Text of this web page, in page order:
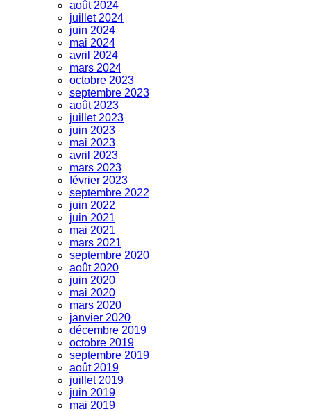
août 2024
juillet 2024
juin 2024
mai 2024
avril 2024
mars 2024
octobre 2023
septembre 2023
août 2023
juillet 2023
juin 2023
mai 2023
avril 2023
mars 2023
février 2023
septembre 2022
juin 2022
juin 2021
mai 2021
mars 2021
septembre 2020
août 2020
juin 2020
mai 2020
mars 2020
janvier 2020
décembre 2019
octobre 2019
septembre 2019
août 2019
juillet 2019
juin 2019
mai 2019